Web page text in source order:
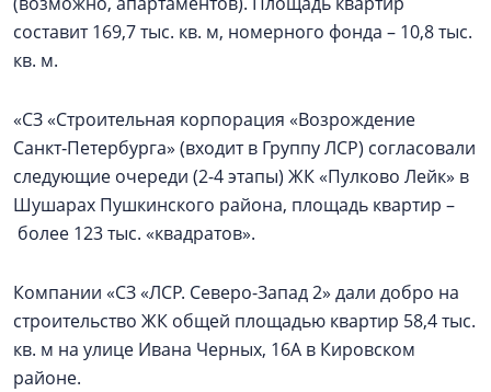
составит 169,7 тыс. кв. м, номерного фонда – 10,8 тыс.
кв. м.
«СЗ «Строительная корпорация «Возрождение
Санкт‑Петербурга» (входит в Группу ЛСР) согласовали
следующие очереди (2-4 этапы) ЖК «Пулково Лейк» в
Шушарах Пушкинского района, площадь квартир –
более 123 тыс. «квадратов».
Компании «СЗ «ЛСР. Северо-Запад 2» дали добро на
строительство ЖК общей площадью квартир 58,4 тыс.
кв. м на улице Ивана Черных, 16А в Кировском
районе.